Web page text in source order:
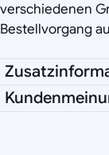
verschiedenen
Bestellvorgang